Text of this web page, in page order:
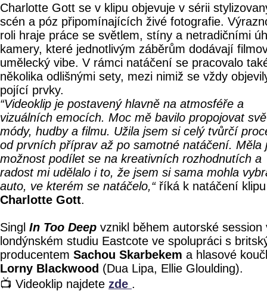
Charlotte Gott se v klipu objevuje v sérii
scén a póz připomínajících živé fotografie.
roli hraje práce se světlem, stíny a netradičními
kamery, které jednotlivým záběrům dodávají
umělecký vibe. V rámci natáčení se pracovalo
několika odlišnými sety, mezi nimiž se vždy
pojící prvky.
“Videoklip je postavený hlavně na atmosféře a
vizuálních emocích. Moc mě bavilo propojovat
módy, hudby a filmu. Užila jsem si celý tvůrčí
od prvních příprav až po samotné natáčení. Měla
možnost podílet se na kreativních rozhodnutích a
radost mi udělalo i to, že jsem si sama mohla
auto, ve kterém se natáčelo,“říká k natáčení klipu
Charlotte Gott.
Singl In Too Deep vznikl během autorské session
londýnském studiu Eastcote ve spolupráci s
producentem Sachou Skarbekem a hlasové
Lorny Blackwood (Dua Lipa, Ellie Gloulding).
📺 Videoklip najdete zde .